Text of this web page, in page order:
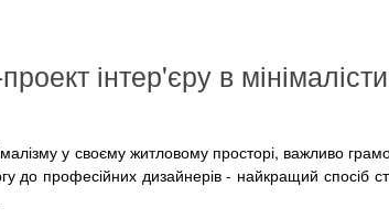
інтер'єру в
у своєму житловому просторі, важливо
до професійних дизайнерів - найкращий спосіб